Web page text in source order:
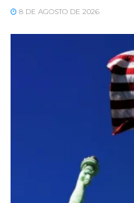
8 DE AGOSTO DE 2026